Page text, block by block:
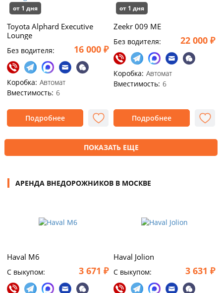
от 1 дня
Toyota Alphard Executive
Lounge
Без водителя: 16 000 ₽
Коробка: Автомат
Вместимость: 6
Подробнее
от 1 дня
Zeekr 009 ME
Без водителя: 22 000 ₽
Коробка: Автомат
Вместимость: 6
Подробнее
ПОКАЗАТЬ ЕЩЕ
АРЕНДА ВНЕДОРОЖНИКОВ В МОСКВЕ
Haval M6
C выкупом: 3 671 ₽
Haval Jolion
C выкупом: 3 631 ₽